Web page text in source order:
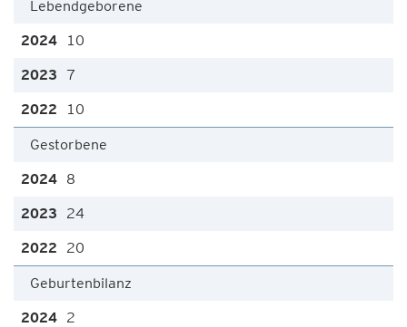
Lebendgeborene
10
7
10
Gestorbene
8
24
20
Geburtenbilanz
2